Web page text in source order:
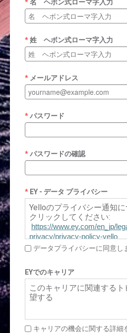
名 ヘボン式ローマ字入力
姓 ヘボン式ローマ字入力
メールアドレス
パスワード
パスワードの確認
EY - データ プライバシー
Yelloのプライバシー通知
クリックしてください:
https://www.ey.com/en_jp/
privacy/privacy-policy-yello
データプライバシーに同意し
EYでのキャリア
このキャリアに関連する
望する
キャリアの機会に関する詳細